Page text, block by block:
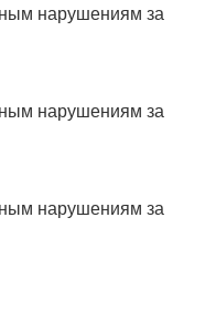
нарушениям за
нарушениям за
нарушениям за